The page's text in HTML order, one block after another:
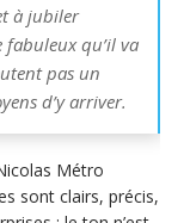
à jubiler
qu’il va
pas un
d’y arriver.
Métro
sont clairs, précis,